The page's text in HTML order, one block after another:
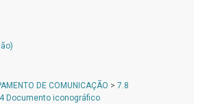
DE COMUNICAÇÃO > 7.8
Documento iconográfico